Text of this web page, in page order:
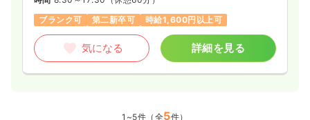
ブランク可
第二新卒可 時給1,600円以上可
気になる 詳細を見る
1~5件（全5件）